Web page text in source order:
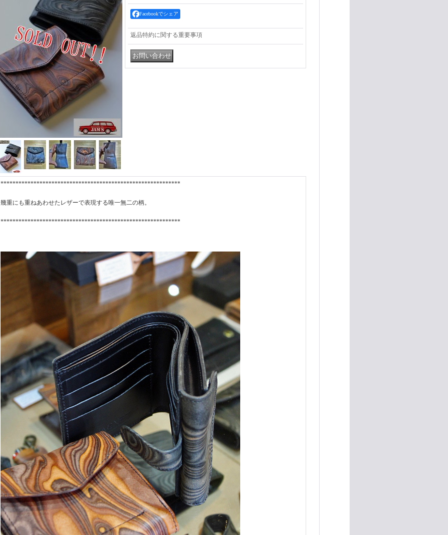
Facebookでシェア
返品特約に関する重要事項
************************************************************
幾重にも重ねあわせたレザーで表現する唯一無二の柄。
************************************************************